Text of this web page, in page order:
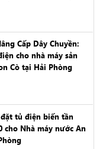
Cấp Dây Chuyền:
cho nhà máy sản
Cò tại Hải Phòng
tủ điện biến tần
cho Nhà máy nước An